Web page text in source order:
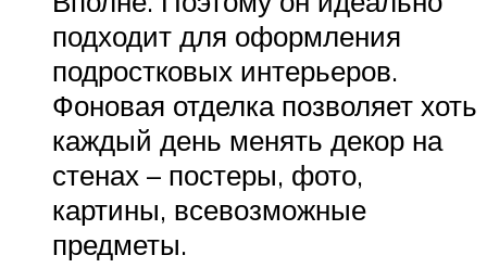
подходит для оформления
подростковых интерьеров.
Фоновая отделка позволяет хоть
каждый день менять декор на
стенах – постеры, фото,
картины, всевозможные
предметы.